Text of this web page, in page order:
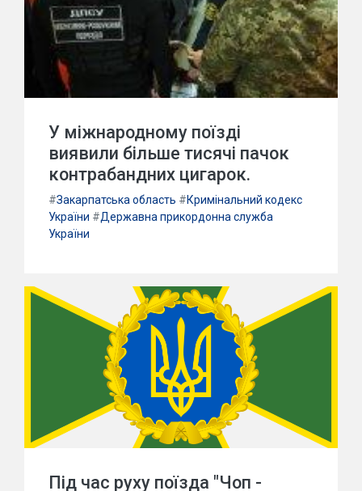
У міжнародному поїзді
виявили більше тисячі пачок
контрабандних цигарок.
#Закарпатська область #Кримінальний кодекс
України #Державна прикордонна служба
України
Під час руху поїзда "Чоп -